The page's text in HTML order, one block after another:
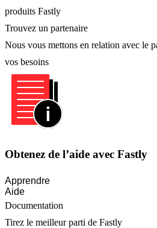
produits Fastly
Trouvez un partenaire
Nous vous mettons en relation avec le
vos besoins
Obtenez de l’aide avec Fastly
Apprendre
Aide
Documentation
Tirez le meilleur parti de Fastly